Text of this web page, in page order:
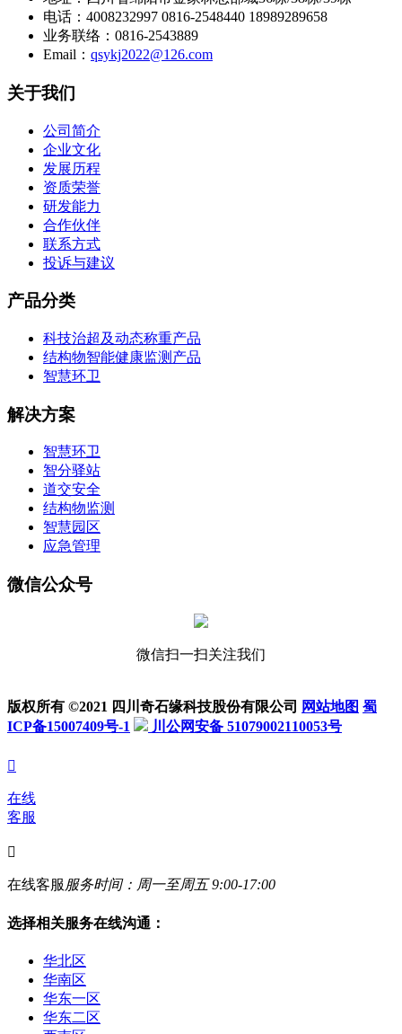
电话：4008232997 0816-2548440 18989289658
业务联络：0816-2543889
Email： qsykj2022@126.com
关于我们
公司简介
企业文化
发展历程
资质荣誉
研发能力
合作伙伴
联系方式
投诉与建议
产品分类
科技治超及动态称重产品
结构物智能健康监测产品
智慧环卫
解决方案
智慧环卫
智分驿站
道交安全
结构物监测
智慧园区
应急管理
微信公众号
微信扫一扫关注我们
版权所有 ©2021 四川奇石缘科技股份有限公司 网站地图 蜀
ICP备15007409号-1
川公网安备 51079002110053号

在线
客服

在线客服服务时间：周一至周五 9:00-17:00
选择相关服务在线沟通：
华北区
华南区
华东一区
华东二区